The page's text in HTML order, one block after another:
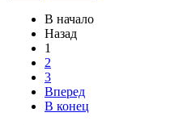
В начало
Назад
1
2
3
Вперед
В конец